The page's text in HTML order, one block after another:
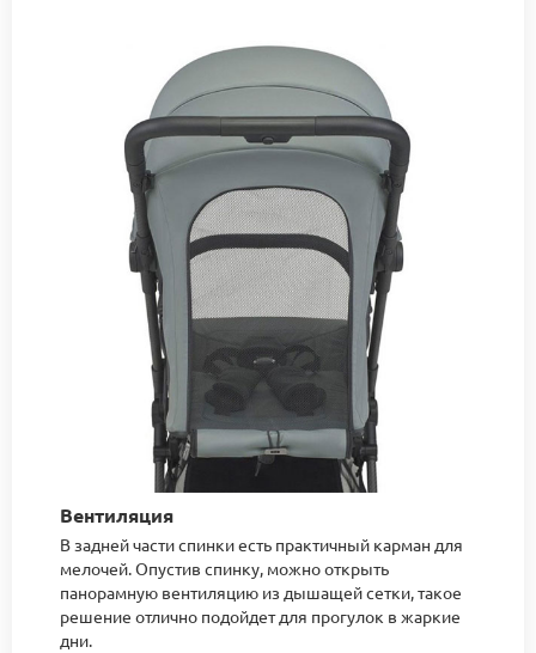
Вентиляция
В задней части спинки есть практичный карман для
мелочей. Опустив спинку, можно открыть
панорамную вентиляцию из дышащей сетки, такое
решение отлично подойдет для прогулок в жаркие
дни.